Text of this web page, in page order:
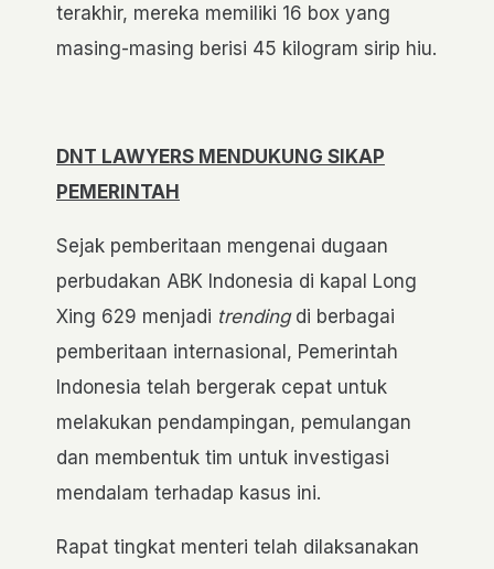
terakhir, mereka memiliki 16 box yang
masing-masing berisi 45 kilogram sirip hiu.
DNT LAWYERS MENDUKUNG SIKAP
PEMERINTAH
Sejak pemberitaan mengenai dugaan
perbudakan ABK Indonesia di kapal Long
Xing 629 menjadi trendingdi berbagai
pemberitaan internasional, Pemerintah
Indonesia telah bergerak cepat untuk
melakukan pendampingan, pemulangan
dan membentuk tim untuk investigasi
mendalam terhadap kasus ini.
Rapat tingkat menteri telah dilaksanakan